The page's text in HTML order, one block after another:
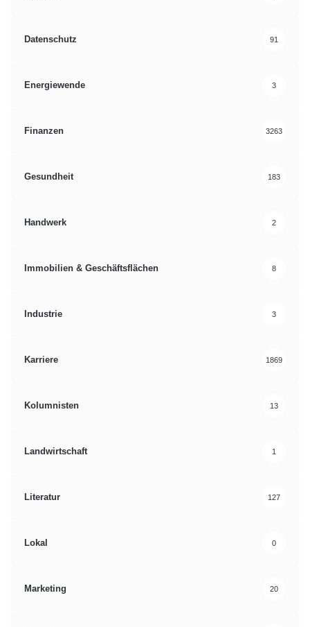
Datenschutz 91
Energiewende 3
Finanzen 3263
Gesundheit 183
Handwerk 2
Immobilien & Geschäftsflächen 8
Industrie 3
Karriere 1869
Kolumnisten 13
Landwirtschaft 1
Literatur 127
Lokal 0
Marketing 20